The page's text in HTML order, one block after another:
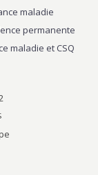
maladie
permanente
maladie et CSQ